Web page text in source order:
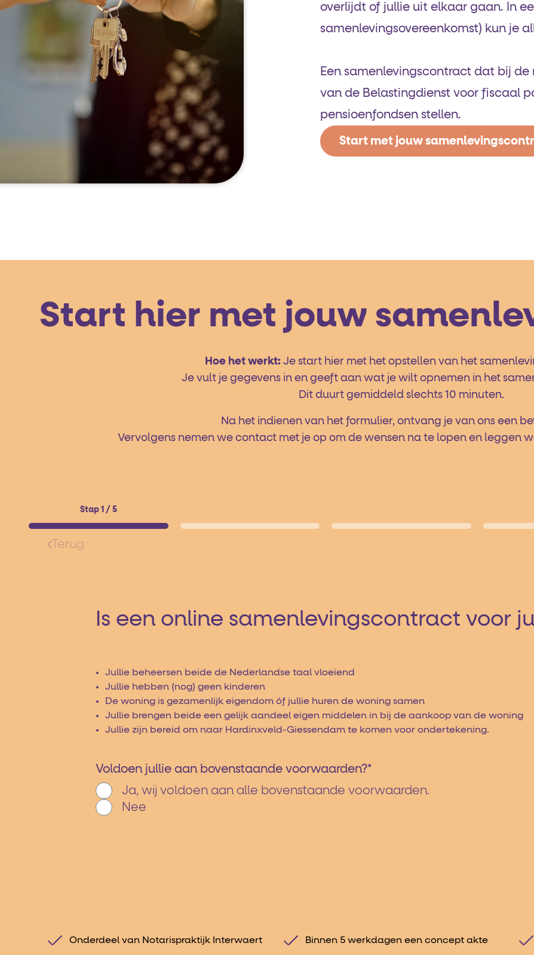
overlijdt of jullie uit elkaar gaan. In
samenlevings­overeenkomst) kun je
Een samenlevingscontract dat bij
van de Belastingdienst voor fiscaal
pensioenfondsen stellen.
Start met jouw
Start hier met jouw
Hoe het werkt: Je start hier met het opstellen van het
Je vult je gegevens in en geeft aan wat je wilt opnemen in het
Dit duurt gemiddeld slechts 10 minuten.
Na het indienen van het formulier, ontvang je van ons een
Vervolgens nemen we contact met je op om de wensen na te lopen en leggen
Stap 1 / 5
Terug
Is een online samenlevingscontract voor
Jullie beheersen beide de Nederlandse taal vloeiend
Jullie hebben (nog) geen kinderen
De woning is gezamenlijk eigendom óf jullie huren de woning samen
Jullie brengen beide een gelijk aandeel eigen middelen in bij de aankoop van de woning
Jullie zijn bereid om naar Hardinxveld-Giessendam te komen voor ondertekening.
Voldoen jullie aan bovenstaande voorwaarden?*
Ja, wij voldoen aan alle bovenstaande voorwaarden.
Nee
Onderdeel van Notarispraktijk Interwaert Binnen 5 werkdagen een concept akte